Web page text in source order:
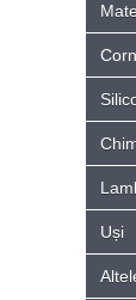
Uși